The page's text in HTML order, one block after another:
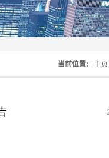
当前位置: 主页